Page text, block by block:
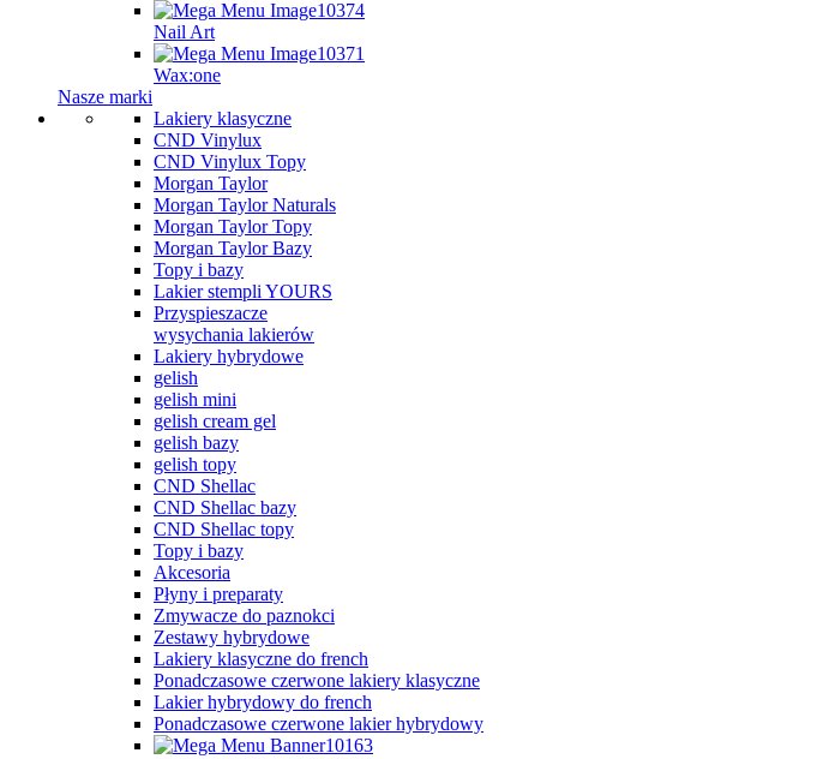
Nail Art
Wax:one
Nasze marki
Lakiery klasyczne
CND Vinylux
CND Vinylux Topy
Morgan Taylor
Morgan Taylor Naturals
Morgan Taylor Topy
Morgan Taylor Bazy
Topy i bazy
Lakier stempli YOURS
Przyspieszacze
wysychania lakierów
Lakiery hybrydowe
gelish
gelish mini
gelish cream gel
gelish bazy
gelish topy
CND Shellac
CND Shellac bazy
CND Shellac topy
Topy i bazy
Akcesoria
Płyny i preparaty
Zmywacze do paznokci
Zestawy hybrydowe
Lakiery klasyczne do french
Ponadczasowe czerwone lakiery klasyczne
Lakier hybrydowy do french
Ponadczasowe czerwone lakier hybrydowy